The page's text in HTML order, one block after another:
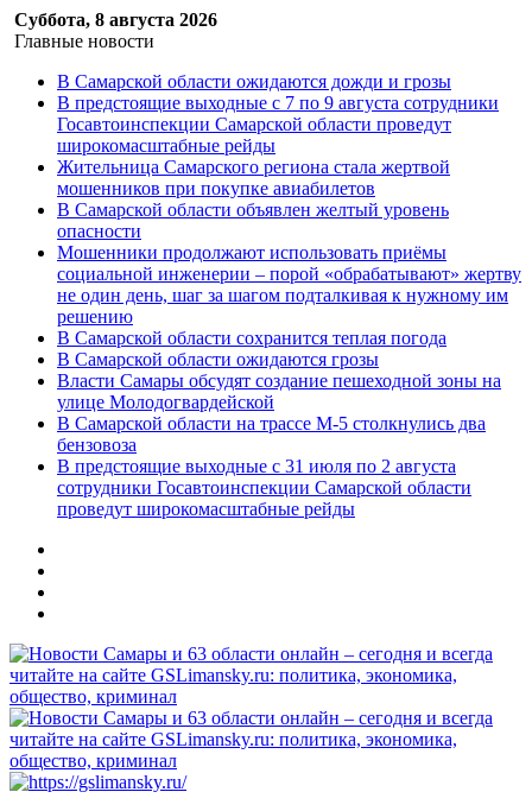
Суббота, 8 августа 2026
Главные новости
В Самарской области ожидаются дожди и грозы
В предстоящие выходные с 7 по 9 августа сотрудники
Госавтоинспекции Самарской области проведут
широкомасштабные рейды
Жительница Самарского региона стала жертвой
мошенников при покупке авиабилетов
В Самарской области объявлен желтый уровень
опасности
Мошенники продолжают использовать приёмы
социальной инженерии – порой «обрабатывают» жертву
не один день, шаг за шагом подталкивая к нужному им
решению
В Самарской области сохранится теплая погода
В Самарской области ожидаются грозы
Власти Самары обсудят создание пешеходной зоны на
улице Молодогвардейской
В Самарской области на трассе М-5 столкнулись два
бензовоза
В предстоящие выходные с 31 июля по 2 августа
сотрудники Госавтоинспекции Самарской области
проведут широкомасштабные рейды
Меню